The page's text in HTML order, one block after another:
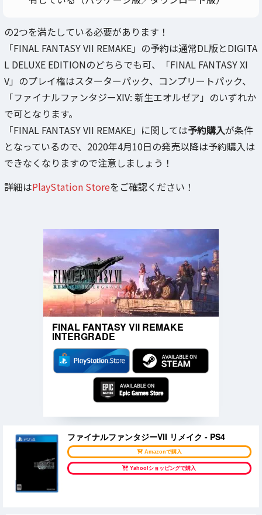
の2つを満たしている必要があります！
「FINAL FANTASY VII REMAKE」の予約は通常DL版とDIGITA
L DELUXE EDITIONのどちらでも可、「FINAL FANTASY XI
V」のプレイ権はスターターパック、コンプリートパック、
「ファイナルファンタジーXIV: 新生エオルゼア」のいずれか
で可となります。
「FINAL FANTASY VII REMAKE」に関しては予約購入が条件
となっているので、2020年4月10日の発売以降は予約購入は
できなくなりますので注意しましょう！
詳細はPlayStation Storeをご確認ください！
FINAL FANTASY VII REMAKE
INTERGRADE
ファイナルファンタジーVII リメイク - PS4
Amazonで購入
Yahoo!ショッピングで購入